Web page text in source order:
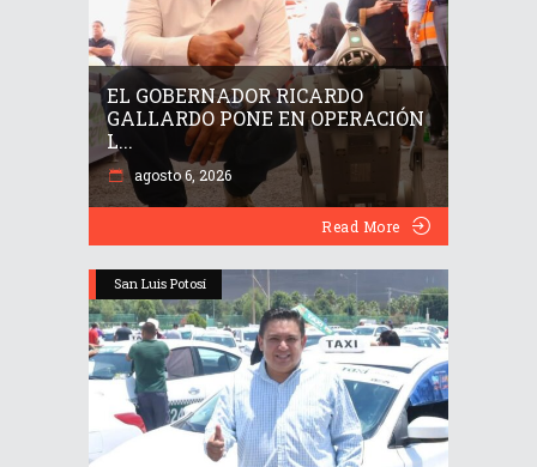
EL GOBERNADOR RICARDO
GALLARDO PONE EN OPERACIÓN
L...
agosto 6, 2026
Read More
San Luis Potosí